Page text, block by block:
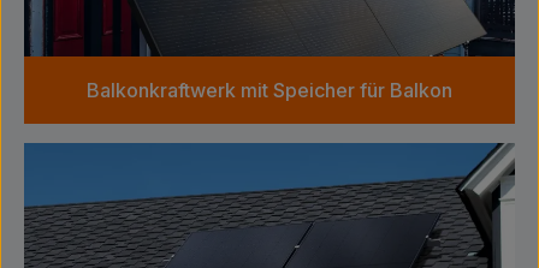
Balkonkraftwerk mit Speicher für Balkon